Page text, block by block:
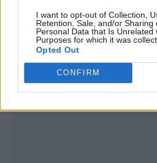
I want to opt-out of Collection,
Retention, Sale, and/or Sharing
Personal Data that Is Unrelated
Purposes for which it was
Opted Out
CONFIRM